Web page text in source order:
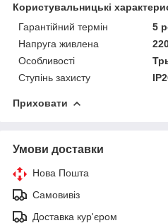
Користувальницькі
Гарантійний термін
5
Напруга живлена
Особливості
Ступінь захисту
Приховати
Умови доставки
Нова Пошта
Самовивіз
Доставка кур'єром